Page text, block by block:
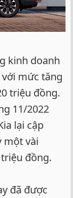
kinh doanh
mức tăng
triệu đồng.
11/2022
lại cập
một vài
đồng.
đã được